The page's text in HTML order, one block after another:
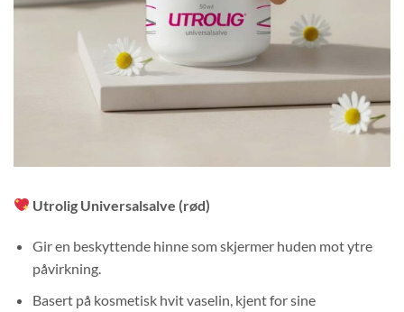
Utrolig Universalsalve (rød)
Gir en beskyttende hinne som skjermer huden mot ytre
påvirkning.
Basert på kosmetisk hvit vaselin, kjent for sine